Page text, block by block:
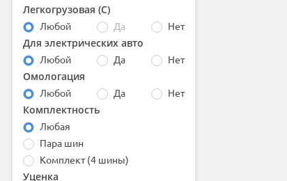
Легкогрузовая (С)
Любой Да Нет
Для электрических авто
Любой Да Нет
Омологация
Любой Да Нет
Комплектность
Любая
Пара шин
Комплект (4 шины)
Уценка